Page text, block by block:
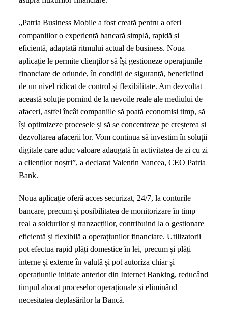
Google
Play
„Patria Business Mobile a fost creată pentru a oferi
companiilor o experiență bancară simplă, rapidă și
eficientă, adaptată ritmului actual de business. Noua
aplicație le permite clienților să își gestioneze operațiunile
financiare de oriunde, în condiții de siguranță, beneficiind
de un nivel ridicat de control și flexibilitate. Am dezvoltat
această soluție pornind de la nevoile reale ale mediului de
afaceri, astfel încât companiile să poată economisi timp, să
își optimizeze procesele și să se concentreze pe creșterea și
dezvoltarea afacerii lor. Vom continua să investim în soluții
digitale care aduc valoare adaugată în activitatea de zi cu zi
a clienților noștri”, a declarat Valentin Vancea, CEO Patria
Bank.
Noua aplicație oferă acces securizat, 24/7, la conturile
bancare, precum și posibilitatea de monitorizare în timp
real a soldurilor și tranzacțiilor, contribuind la o gestionare
eficientă și flexibilă a operațiunilor financiare. Utilizatorii
pot efectua rapid plăți domestice în lei, precum și plăți
interne și externe în valută și pot autoriza chiar și
operațiunile inițiate anterior din Internet Banking, reducând
timpul alocat proceselor operaționale și eliminând
necesitatea deplasărilor la Bancă.